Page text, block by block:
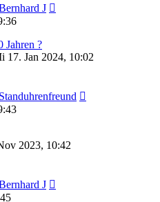
J
Jahren ?
17. Jan 2024, 10:02
Standuhrenfreund
2023, 10:42
J